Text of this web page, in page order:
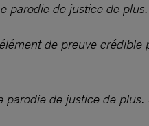
parodie de justice de plus.
de preuve
parodie de justice de plus.